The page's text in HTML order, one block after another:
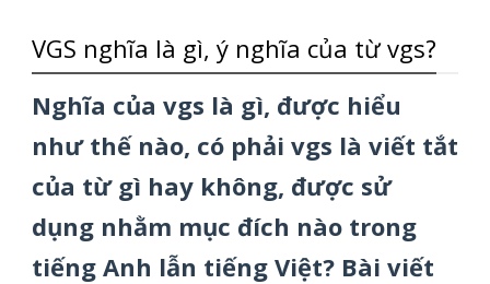
VGS nghĩa là gì, ý nghĩa của từ vgs?
Nghĩa của vgs là gì, được hiểu
như thế nào, có phải vgs là viết tắt
của từ gì hay không, được sử
dụng nhằm mục đích nào trong
tiếng Anh lẫn tiếng Việt? Bài viết